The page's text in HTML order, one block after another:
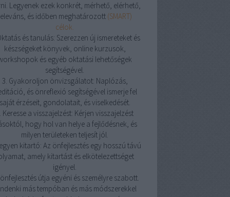
Legyenek ezek konkrét, mérhető, elérhető,
és időben meghatározott (SMART)
célok.
és tanulás: Szerezzen új ismereteket és
készségeket könyvek, online kurzusok,
és egyéb oktatási lehetőségek
segítségével.
3. Gyakoroljon önvizsgálatot: Naplózás,
és önreflexió segítségével ismerje fel
saját érzéseit, gondolatait, és viselkedését.
Keresse a visszajelzést: Kérjen visszajelzést
hogy hol van helye a fejlődésnek, és
milyen területeken teljesít jól.
kitartó: Az önfejlesztés egy hosszú távú
amely kitartást és elkötelezettséget
igényel.
útja egyéni és személyre szabott.
más tempóban és más módszerekkel